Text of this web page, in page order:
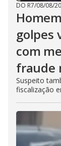
DO R7/08/08/
golpes
com
fraude
Suspeito
fiscalização